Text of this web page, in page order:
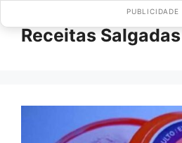
paraReceitas Salgadas
PUBLICIDADE